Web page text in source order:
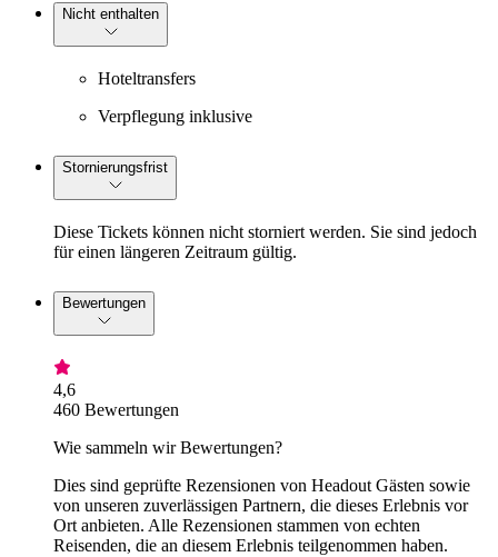
Nicht enthalten
Hoteltransfers
Verpflegung inklusive
Stornierungsfrist
Diese Tickets können nicht storniert werden. Sie sind jedoch
für einen längeren Zeitraum gültig.
Bewertungen
4,6
460 Bewertungen
Wie sammeln wir Bewertungen?
Dies sind geprüfte Rezensionen von Headout Gästen sowie
von unseren zuverlässigen Partnern, die dieses Erlebnis vor
Ort anbieten. Alle Rezensionen stammen von echten
Reisenden, die an diesem Erlebnis teilgenommen haben.